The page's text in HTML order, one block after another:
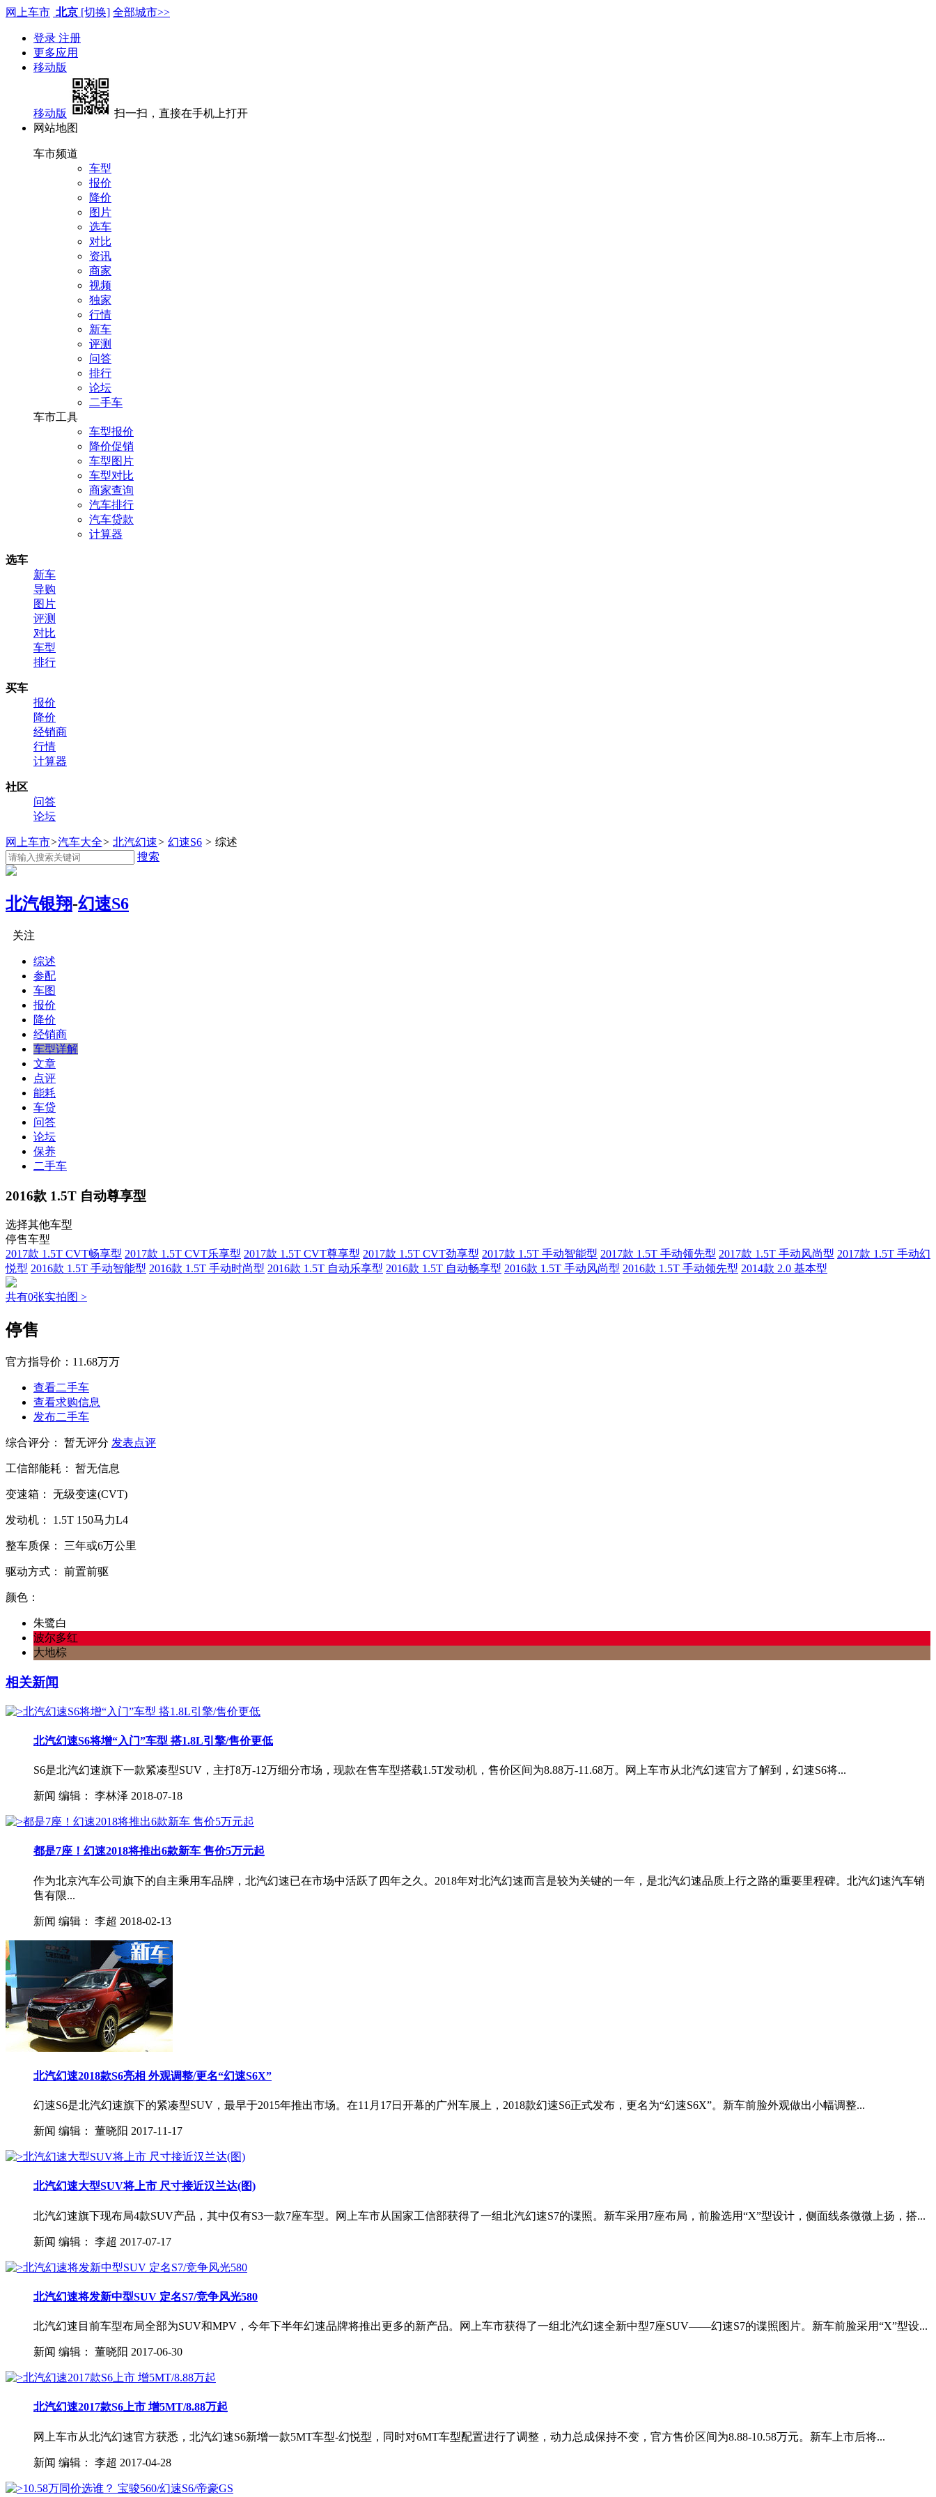
网上车市 北京 [切换] 全部城市>>
登录 注册
更多应用
移动版
移动版
扫一扫，直接在手机上打开
网站地图
车市频道
车型
报价
降价
图片
选车
对比
资讯
商家
视频
独家
行情
新车
评测
问答
排行
论坛
二手车
车市工具
车型报价
降价促销
车型图片
车型对比
商家查询
汽车排行
汽车贷款
计算器
选车
新车
导购
图片
评测
对比
车型
排行
买车
报价
降价
经销商
行情
计算器
社区
问答
论坛
网上车市>汽车大全> 北汽幻速> 幻速S6 > 综述
搜索
北汽银翔-幻速S6
关注
综述
参配
车图
报价
降价
经销商
车型详解
文章
点评
能耗
车贷
问答
论坛
保养
二手车
2016款 1.5T 自动尊享型
选择其他车型
停售车型
2017款 1.5T CVT畅享型 2017款 1.5T CVT乐享型 2017款 1.5T CVT尊享型 2017款 1.5T CVT劲享型 2017款 1.5T 手动智能型 2017款 1.5T 手动领先型 2017款 1.5T 手动风尚型 2017款 1.5T 手动幻
悦型 2016款 1.5T 手动智能型 2016款 1.5T 手动时尚型 2016款 1.5T 自动乐享型 2016款 1.5T 自动畅享型 2016款 1.5T 手动风尚型 2016款 1.5T 手动领先型 2014款 2.0 基本型
共有0张实拍图 >
停售
官方指导价： 11.68万万
查看二手车
查看求购信息
发布二手车
综合评分： 暂无评分 发表点评
工信部能耗： 暂无信息
变速箱： 无级变速(CVT)
发动机： 1.5T 150马力L4
整车质保： 三年或6万公里
驱动方式： 前置前驱
颜色：
朱鹭白
波尔多红
大地棕
相关新闻
北汽幻速S6将增“入门”车型 搭1.8L引擎/售价更低
S6是北汽幻速旗下一款紧凑型SUV，主打8万-12万细分市场，现款在售车型搭载1.5T发动机，售价区间为8.88万-11.68万。网上车市从北汽幻速官方了解到，幻速S6将...
新闻 编辑： 李林泽 2018-07-18
都是7座！幻速2018将推出6款新车 售价5万元起
作为北京汽车公司旗下的自主乘用车品牌，北汽幻速已在市场中活跃了四年之久。2018年对北汽幻速而言是较为关键的一年，是北汽幻速品质上行之路的重要里程碑。北汽幻速汽车销
售有限...
新闻 编辑： 李超 2018-02-13
北汽幻速2018款S6亮相 外观调整/更名“幻速S6X”
幻速S6是北汽幻速旗下的紧凑型SUV，最早于2015年推出市场。在11月17日开幕的广州车展上，2018款幻速S6正式发布，更名为“幻速S6X”。新车前脸外观做出小幅调整...
新闻 编辑： 董晓阳 2017-11-17
北汽幻速大型SUV将上市 尺寸接近汉兰达(图)
北汽幻速旗下现布局4款SUV产品，其中仅有S3一款7座车型。网上车市从国家工信部获得了一组北汽幻速S7的谍照。新车采用7座布局，前脸选用“X”型设计，侧面线条微微上扬，搭...
新闻 编辑： 李超 2017-07-17
北汽幻速将发新中型SUV 定名S7/竞争风光580
北汽幻速目前车型布局全部为SUV和MPV，今年下半年幻速品牌将推出更多的新产品。网上车市获得了一组北汽幻速全新中型7座SUV——幻速S7的谍照图片。新车前脸采用“X”型设...
新闻 编辑： 董晓阳 2017-06-30
北汽幻速2017款S6上市 增5MT/8.88万起
网上车市从北汽幻速官方获悉，北汽幻速S6新增一款5MT车型-幻悦型，同时对6MT车型配置进行了调整，动力总成保持不变，官方售价区间为8.88-10.58万元。新车上市后将...
新闻 编辑： 李超 2017-04-28